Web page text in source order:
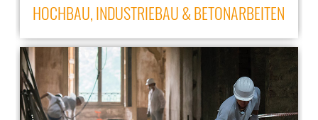
HOCHBAU, INDUSTRIEBAU & BETONARBEITEN